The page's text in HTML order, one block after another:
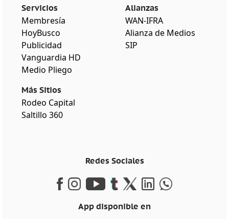
Servicios
Membresía
HoyBusco
Publicidad
Vanguardia HD
Medio Pliego
Más Sitios
Rodeo Capital
Saltillo 360
Alianzas
WAN-IFRA
Alianza de Medios
SIP
Redes Sociales
App disponible en